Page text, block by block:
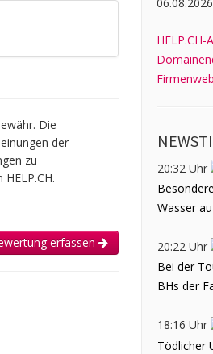
Die
der
zu
erfassen
20:32 Uhr
Wasser
20:22 Uhr
Bei der
BHs der
18:16 Uhr
Tödlicher